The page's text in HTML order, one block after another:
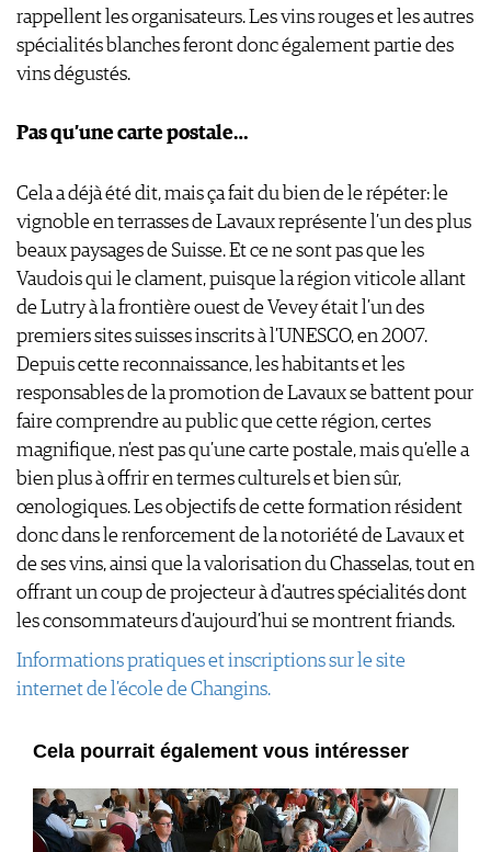
rappellent les organisateurs. Les vins rouges et les autres
spécialités blanches feront donc également partie des
vins dégustés.
Pas qu’une carte postale…
Cela a déjà été dit, mais ça fait du bien de le répéter: le
vignoble en terrasses de Lavaux représente l’un des plus
beaux paysages de Suisse. Et ce ne sont pas que les
Vaudois qui le clament, puisque la région viticole allant
de Lutry à la frontière ouest de Vevey était l’un des
premiers sites suisses inscrits à l’UNESCO, en 2007.
Depuis cette reconnaissance, les habitants et les
responsables de la promotion de Lavaux se battent pour
faire comprendre au public que cette région, certes
magnifique, n’est pas qu’une carte postale, mais qu’elle a
bien plus à offrir en termes culturels et bien sûr,
œnologiques. Les objectifs de cette formation résident
donc dans le renforcement de la notoriété de Lavaux et
de ses vins, ainsi que la valorisation du Chasselas, tout en
offrant un coup de projecteur à d’autres spécialités dont
les consommateurs d’aujourd’hui se montrent friands.
Informations pratiques et inscriptions sur le site
internet de l’école de Changins.
Cela pourrait également vous intéresser